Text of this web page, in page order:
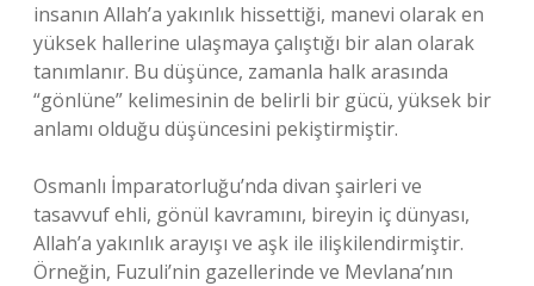
insanın Allah’a yakınlık hissettiği, manevi olarak en
yüksek hallerine ulaşmaya çalıştığı bir alan olarak
tanımlanır. Bu düşünce, zamanla halk arasında
“gönlüne” kelimesinin de belirli bir gücü, yüksek bir
anlamı olduğu düşüncesini pekiştirmiştir.
Osmanlı İmparatorluğu’nda divan şairleri ve
tasavvuf ehli, gönül kavramını, bireyin iç dünyası,
Allah’a yakınlık arayışı ve aşk ile ilişkilendirmiştir.
Örneğin, Fuzuli’nin gazellerinde ve Mevlana’nın